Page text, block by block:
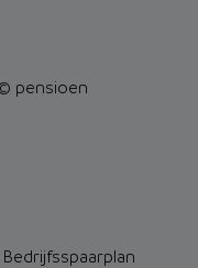
pensioen
Bedrijfsspaarplan